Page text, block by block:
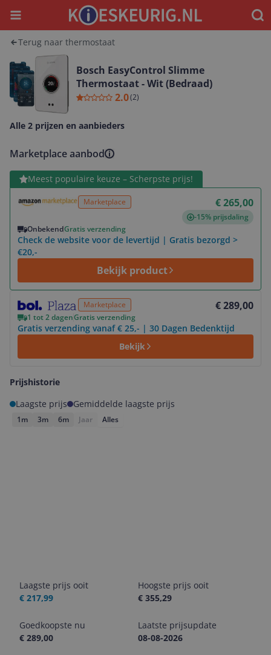
Menu
Terug naar thermostaat
Bosch EasyControl Slimme
Thermostaat - Wit (Bedraad)
2.0(2)
Alle 2 prijzen en aanbieders
Marketplace aanbod
Meest populaire keuze – Scherpste prijs!
Marketplace € 265,00
-15% prijsdaling
OnbekendGratis verzending
Check de website voor de levertijd | Gratis bezorgd >
€20,-
Bekijk product
Bekijk product
Marketplace € 289,00
1 tot 2 dagenGratis verzending
Gratis verzending vanaf € 25,- | 30 Dagen Bedenktijd
Bekijk
Prijshistorie
Laagste prijs
Gemiddelde laagste prijs
1m 3m 6m Jaar Alles
Laagste prijs ooit
€ 217,99
Hoogste prijs ooit
€ 355,29
Goedkoopste nu
€ 289,00
Laatste prijsupdate
08-08-2026